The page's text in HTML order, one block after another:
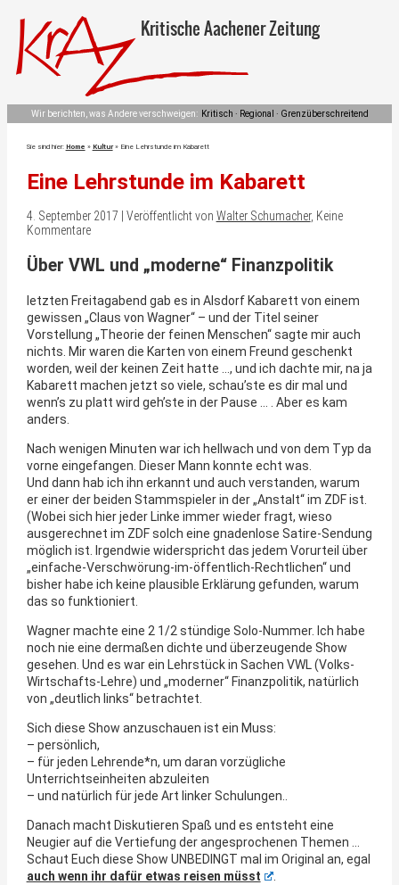
Kritische Aachener Zeitung
Wir berichten, was Andere verschweigen: Kritisch · Regional · Grenzüberschreitend
Sie sind hier: Home » Kultur» Eine Lehrstunde im Kabarett
Eine Lehrstunde im Kabarett
4. September 2017 | Veröffentlicht von Walter Schumacher, Keine
Kommentare
Über VWL und „moderne“ Finanzpolitik
letzten Freitagabend gab es in Alsdorf Kabarett von einem
gewissen „Claus von Wagner“ – und der Titel seiner
Vorstellung „Theorie der feinen Menschen“ sagte mir auch
nichts. Mir waren die Karten von einem Freund geschenkt
worden, weil der keinen Zeit hatte …, und ich dachte mir, na ja
Kabarett machen jetzt so viele, schau’ste es dir mal und
wenn’s zu platt wird geh’ste in der Pause … . Aber es kam
anders.
Nach wenigen Minuten war ich hellwach und von dem Typ da
vorne eingefangen. Dieser Mann konnte echt was.
Und dann hab ich ihn erkannt und auch verstanden, warum
er einer der beiden Stammspieler in der „Anstalt“ im ZDF ist.
(Wobei sich hier jeder Linke immer wieder fragt, wieso
ausgerechnet im ZDF solch eine gnadenlose Satire-Sendung
möglich ist. Irgendwie widerspricht das jedem Vorurteil über
„einfache-Verschwörung-im-öffentlich-Rechtlichen“ und
bisher habe ich keine plausible Erklärung gefunden, warum
das so funktioniert.
Wagner machte eine 2 1/2 stündige Solo-Nummer. Ich habe
noch nie eine dermaßen dichte und überzeugende Show
gesehen. Und es war ein Lehrstück in Sachen VWL (Volks-
Wirtschafts-Lehre) und „moderner“ Finanzpolitik, natürlich
von „deutlich links“ betrachtet.
Sich diese Show anzuschauen ist ein Muss:
– persönlich,
– für jeden Lehrende*n, um daran vorzügliche
Unterrichtseinheiten abzuleiten
– und natürlich für jede Art linker Schulungen..
Danach macht Diskutieren Spaß und es entsteht eine
Neugier auf die Vertiefung der angesprochenen Themen …
Schaut Euch diese Show UNBEDINGT mal im Original an, egal
auch wenn ihr dafür etwas reisen müsst
.